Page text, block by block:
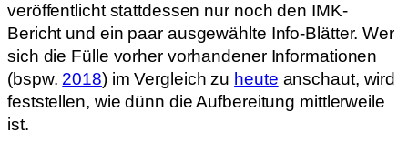
veröffentlicht stattdessen nur noch den IMK-
Bericht und ein paar ausgewählte Info-Blätter. Wer
sich die Fülle vorher vorhandener Informationen
(bspw. 2018) im Vergleich zu heute anschaut, wird
feststellen, wie dünn die Aufbereitung mittlerweile
ist.